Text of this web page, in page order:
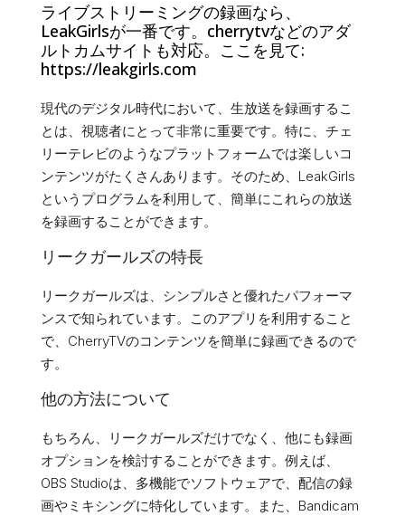
ライブストリーミングの録画なら、
LeakGirlsが一番です。cherrytvなどのアダ
ルトカムサイトも対応。ここを見て:
https://leakgirls.com
現代のデジタル時代において、生放送を録画するこ
とは、視聴者にとって非常に重要です。特に、チェ
リーテレビのようなプラットフォームでは楽しいコ
ンテンツがたくさんあります。そのため、LeakGirls
というプログラムを利用して、簡単にこれらの放送
を録画することができます。
リークガールズの特長
リークガールズは、シンプルさと優れたパフォーマ
ンスで知られています。このアプリを利用すること
で、CherryTVのコンテンツを簡単に録画できるので
す。
他の方法について
もちろん、リークガールズだけでなく、他にも録画
オプションを検討することができます。例えば、
OBS Studioは、多機能でソフトウェアで、配信の録
画やミキシングに特化しています。また、Bandicam